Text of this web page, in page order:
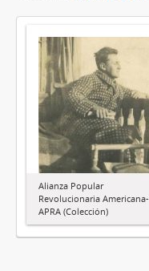
Alianza Popular
Revolucionaria Americana-
APRA (Colección)